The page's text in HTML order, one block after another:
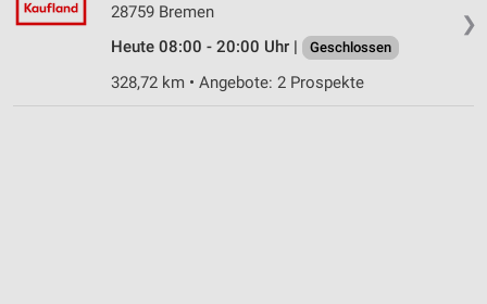
❯
28759 Bremen
Heute 08:00 - 20:00 Uhr |
Geschlossen
328,72 km • Angebote: 2 Prospekte